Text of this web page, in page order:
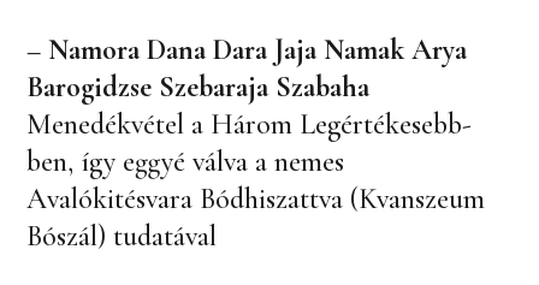
–Namora Dana Dara Jaja Namak Arya
Barogidzse Szebaraja Szabaha
Menedékvétel a Három Legértékesebb-
ben, így eggyé válva a nemes
Avalókitésvara Bódhiszattva (Kvanszeum
Bószál) tudatával